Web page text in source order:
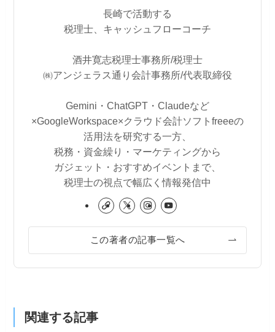
長崎で活動する
税理士、キャッシュフローコーチ
酒井寛志税理士事務所/税理士
㈱アンジェラス通り会計事務所/代表取締役
Gemini・ChatGPT・Claudeなど
×GoogleWorkspace×クラウド会計ソフトfreeeの
活用法を研究する一方、
税務・資金繰り・マーケティングから
ガジェット・おすすめイベントまで、
税理士の視点で幅広く情報発信中
この著者の記事一覧へ
関連する記事